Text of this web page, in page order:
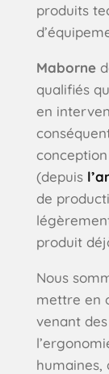
produits
Maborne
qualifiés
en
(depuis
de
produit
Nous
mettre en
venant
humaines,